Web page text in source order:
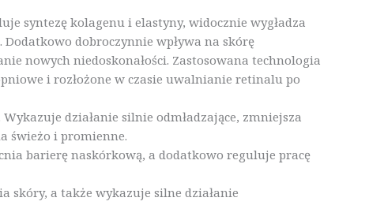
syntezę kolagenu i elastyny, widocznie wygładza
dobroczynnie wpływa na skórę
nowych niedoskonałości. Zastosowana technologia
i rozłożone w czasie uwalnianie retinalu po
działanie silnie odmładzające, zmniejsza
świeżo i promienne.
barierę naskórkową, a dodatkowo reguluje pracę
skóry, a także wykazuje silne działanie